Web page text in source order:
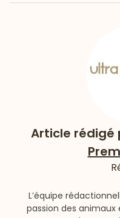
Article rédigé
L’équipe
passion des